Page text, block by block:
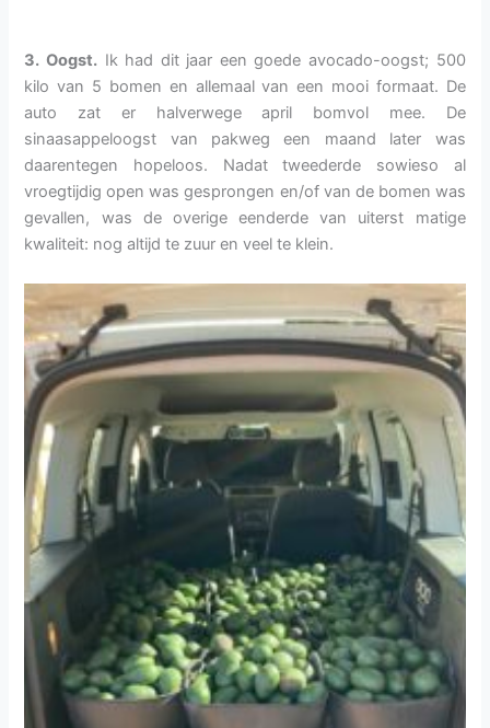
3. Oogst. Ik had dit jaar een goede avocado-oogst; 500
kilo van 5 bomen en allemaal van een mooi formaat. De
auto zat er halverwege april bomvol mee. De
sinaasappeloogst van pakweg een maand later was
daarentegen hopeloos. Nadat tweederde sowieso al
vroegtijdig open was gesprongen en/of van de bomen was
gevallen, was de overige eenderde van uiterst matige
kwaliteit: nog altijd te zuur en veel te klein.